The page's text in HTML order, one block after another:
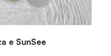
e SunSee